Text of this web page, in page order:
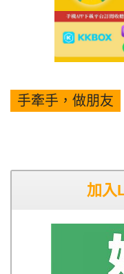
手牽手，做朋友
加入